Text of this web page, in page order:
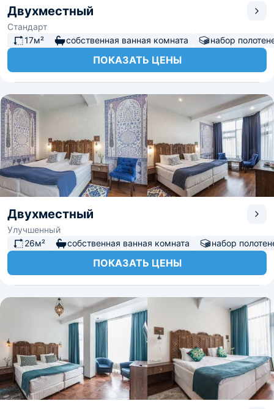
Двухместный
Стандарт
17м²
собственная ванная комната набор
ПОКАЗАТЬ ЦЕНЫ
Двухместный
Улучшенный
26м²
собственная ванная комната набор
ПОКАЗАТЬ ЦЕНЫ